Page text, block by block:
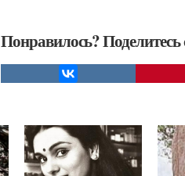
Понравилось? Поделитесь